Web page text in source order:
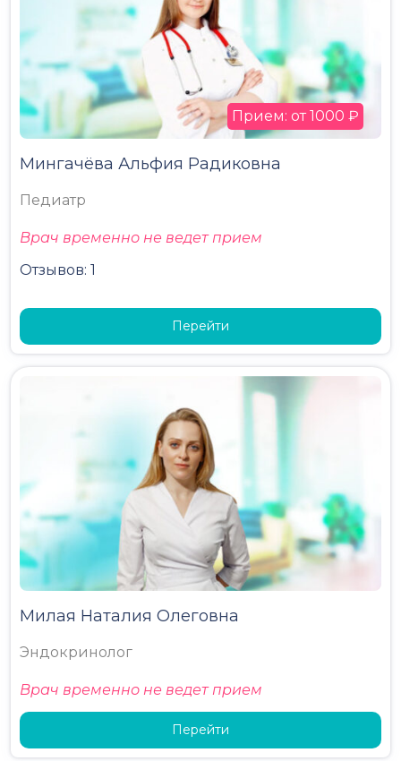
Мингачёва Альфия Радиковна
Педиатр
Врач временно не ведет прием
Отзывов: 1
Прием: от 1000 ₽
Перейти
Милая Наталия Олеговна
Эндокринолог
Врач временно не ведет прием
Перейти